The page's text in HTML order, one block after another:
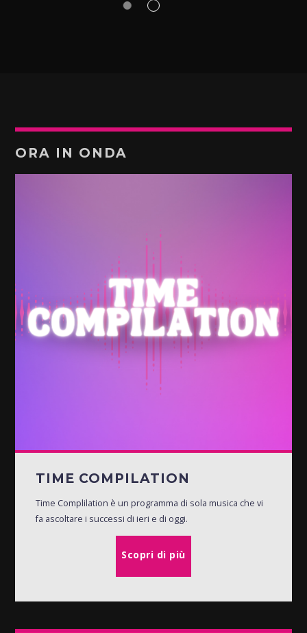
ORA IN ONDA
TIME COMPILATION
Time Complilation è un programma di sola musica che vi
fa ascoltare i successi di ieri e di oggi.
Scopri di più